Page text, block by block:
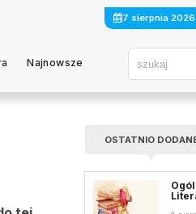
7 sierpnia 2026
Najnowsze
OSTATNIO